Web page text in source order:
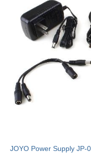
JOYO Power Supply JP-